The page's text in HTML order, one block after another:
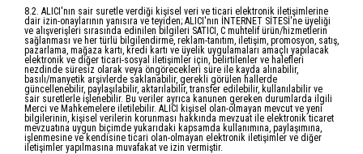
8.2. ALICI'nın sair suretle verdiği kişisel veri ve ticari elektronik iletişimlerine
dair izin-onaylarının yanısıra ve teyiden; ALICI'nın İNTERNET SİTESİ'ne üyeliği
ve alışverişleri sırasında edinilen bilgileri SATICI, C muhtelif ürün/hizmetlerin
sağlanması ve her türlü bilgilendirme, reklam-tanıtım, iletişim, promosyon, satış,
pazarlama, mağaza kartı, kredi kartı ve üyelik uygulamaları amaçlı yapılacak
elektronik ve diğer ticari-sosyal iletişimler için, belirtilenler ve halefleri
nezdinde süresiz olarak veya öngörecekleri süre ile kayda alınabilir,
basılı/manyetik arşivlerde saklanabilir, gerekli görülen hallerde
güncellenebilir, paylaşılabilir, aktarılabilir, transfer edilebilir, kullanılabilir ve
sair suretlerle işlenebilir. Bu veriler ayrıca kanunen gereken durumlarda ilgili
Merci ve Mahkemelere iletilebilir. ALICI kişisel olan-olmayan mevcut ve yeni
bilgilerinin, kişisel verilerin korunması hakkında mevzuat ile elektronik ticaret
mevzuatına uygun biçimde yukarıdaki kapsamda kullanımına, paylaşımına,
işlenmesine ve kendisine ticari olan-olmayan elektronik iletişimler ve diğer
iletişimler yapılmasına muvafakat ve izin vermiştir.